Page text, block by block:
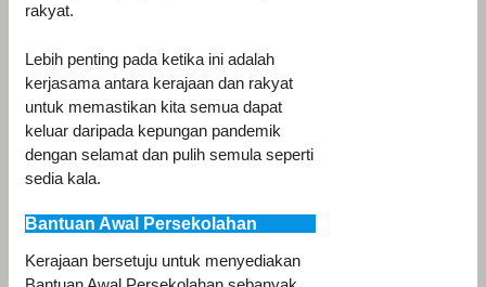
rakyat.
Lebih penting pada ketika ini adalah
kerjasama antara kerajaan dan rakyat
untuk memastikan kita semua dapat
keluar daripada kepungan pandemik
dengan selamat dan pulih semula seperti
sedia kala.
Bantuan Awal Persekolahan
Kerajaan bersetuju untuk menyediakan